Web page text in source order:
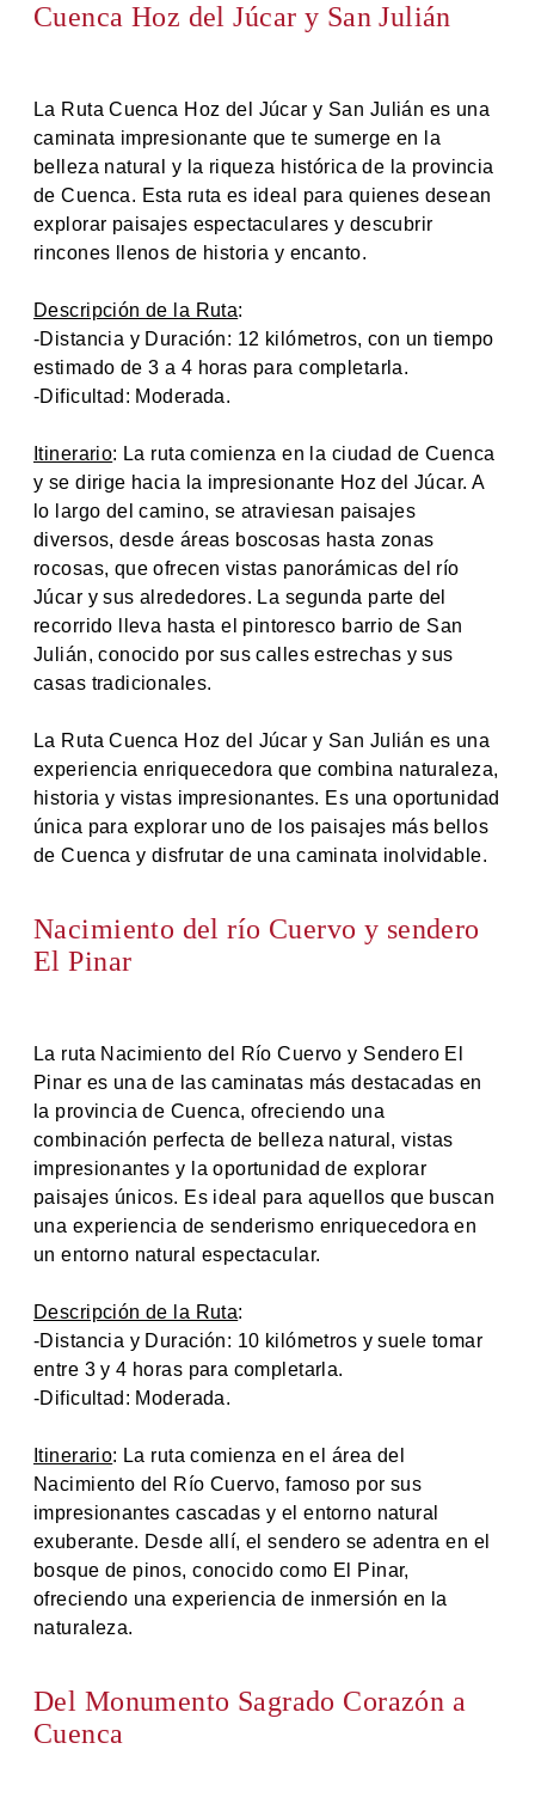
Cuenca Hoz del Júcar y San Julián
La Ruta Cuenca Hoz del Júcar y San Julián es una
caminata impresionante que te sumerge en la
belleza natural y la riqueza histórica de la provincia
de Cuenca. Esta ruta es ideal para quienes desean
explorar paisajes espectaculares y descubrir
rincones llenos de historia y encanto.
Descripción de la Ruta:
-Distancia y Duración: 12 kilómetros, con un tiempo
estimado de 3 a 4 horas para completarla.
-Dificultad: Moderada.
Itinerario: La ruta comienza en la ciudad de Cuenca
y se dirige hacia la impresionante Hoz del Júcar. A
lo largo del camino, se atraviesan paisajes
diversos, desde áreas boscosas hasta zonas
rocosas, que ofrecen vistas panorámicas del río
Júcar y sus alrededores. La segunda parte del
recorrido lleva hasta el pintoresco barrio de San
Julián, conocido por sus calles estrechas y sus
casas tradicionales.
La Ruta Cuenca Hoz del Júcar y San Julián es una
experiencia enriquecedora que combina naturaleza,
historia y vistas impresionantes. Es una oportunidad
única para explorar uno de los paisajes más bellos
de Cuenca y disfrutar de una caminata inolvidable.
Nacimiento del río Cuervo y sendero
El Pinar
La ruta Nacimiento del Río Cuervo y Sendero El
Pinar es una de las caminatas más destacadas en
la provincia de Cuenca, ofreciendo una
combinación perfecta de belleza natural, vistas
impresionantes y la oportunidad de explorar
paisajes únicos. Es ideal para aquellos que buscan
una experiencia de senderismo enriquecedora en
un entorno natural espectacular.
Descripción de la Ruta:
-Distancia y Duración: 10 kilómetros y suele tomar
entre 3 y 4 horas para completarla.
-Dificultad: Moderada.
Itinerario: La ruta comienza en el área del
Nacimiento del Río Cuervo, famoso por sus
impresionantes cascadas y el entorno natural
exuberante. Desde allí, el sendero se adentra en el
bosque de pinos, conocido como El Pinar,
ofreciendo una experiencia de inmersión en la
naturaleza.
Del Monumento Sagrado Corazón a
Cuenca